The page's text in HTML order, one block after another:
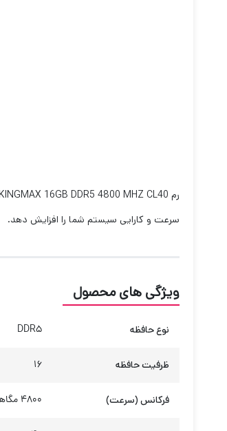
سرعت و کارایی سیستم شما را افزایش دهد.
ویژگی های محصول
نوع حافظه DDR5
ظرفیت حافظه 16
فرکانس (سرعت) 4800 مگاهرتز